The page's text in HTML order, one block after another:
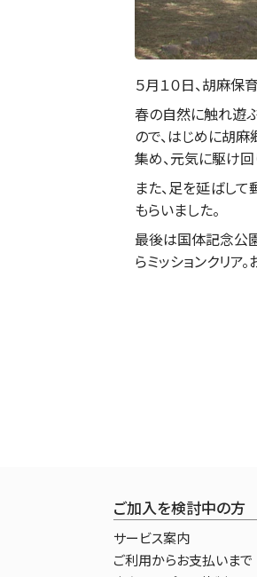
５月１０日、胡麻
春の自然に触れ遊
ので、はじめに胡
集め、元気に駆け回
また、足を延ばし
もらいました。
最後は国体記念公
らミッションクリア
ご加入を検討中の方
サービス案内
ご利用からお支払いまで